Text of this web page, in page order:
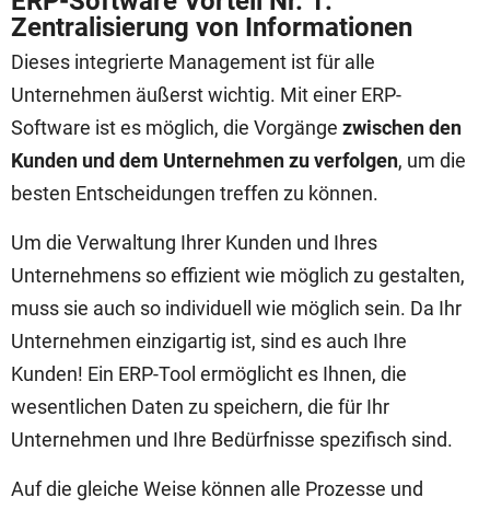
Zentralisierung von Informationen
Dieses integrierte Management ist für alle
Unternehmen äußerst wichtig. Mit einer ERP-
Software ist es möglich, die Vorgänge zwischen den
Kunden und dem Unternehmen zu verfolgen, um die
besten Entscheidungen treffen zu können.
Um die Verwaltung Ihrer Kunden und Ihres
Unternehmens so effizient wie möglich zu gestalten,
muss sie auch so individuell wie möglich sein. Da Ihr
Unternehmen einzigartig ist, sind es auch Ihre
Kunden! Ein ERP-Tool ermöglicht es Ihnen, die
wesentlichen Daten zu speichern, die für Ihr
Unternehmen und Ihre Bedürfnisse spezifisch sind.
Auf die gleiche Weise können alle Prozesse und